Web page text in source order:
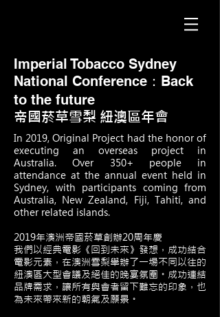
Imperial Tobacco Sydney
National Conference：Back
to the future
​帝國菸草雪梨 紐澳區年會
In 2019, Original Project had the honor of
executing an overseas project in
Australia. Over 350+ people in
attendance at the annual event held in
Sydney, with participants coming from
Australia, New Zealand, Fiji, Tahiti, and
other related islands.
2019年澳洲帝國菸草創辦20周年慶
我們以經典電影《回到未來》發想，成功結合
電影元素，在澳洲雪梨舉辦了一場不同以往的
紐澳區大型會議及絕佳的晚宴氛圍。 成功連結
品牌需求，讓所有與會者留下難忘的印象，也
為未來帶來新的朝氣及願景。